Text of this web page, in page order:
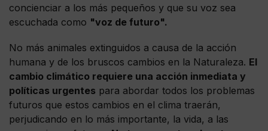
concienciar a los más pequeños y que su voz sea
escuchada como "voz de futuro".
No más animales extinguidos a causa de la acción
humana y de los bruscos cambios en la Naturaleza. El
cambio climático requiere una acción inmediata y
políticas urgentes para abordar todos los problemas
futuros que estos cambios en el clima traerán,
perjudicando en lo más importante, la vida, a las